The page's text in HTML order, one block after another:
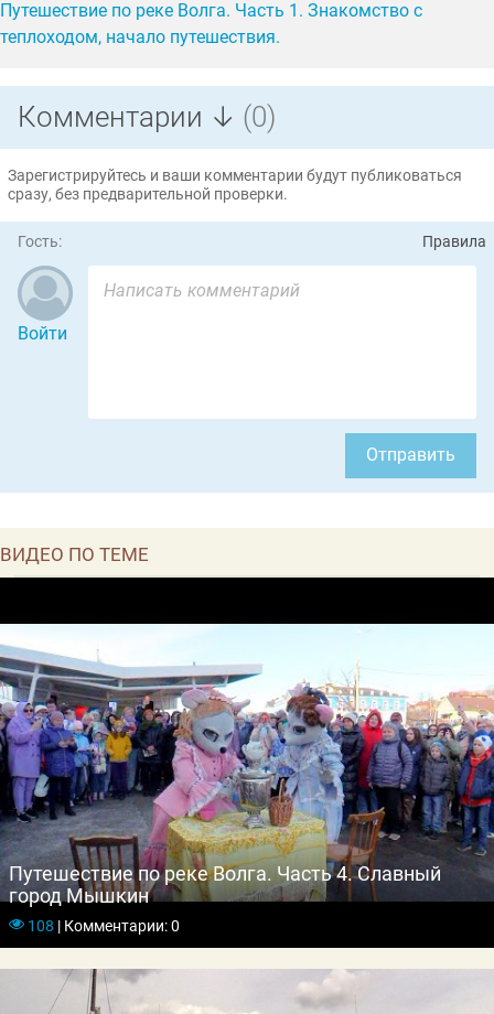
Путешествие по реке Волга. Часть 1. Знакомство с
теплоходом, начало путешествия.
Комментарии ↓ (0)
Зарегистрируйтесь и ваши комментарии будут публиковаться
сразу, без предварительной проверки.
Гость: Правила
Войти
Отправить
ВИДЕО ПО ТЕМЕ
Путешествие по реке Волга. Часть 4. Славный
город Мышкин
108 |Комментарии: 0